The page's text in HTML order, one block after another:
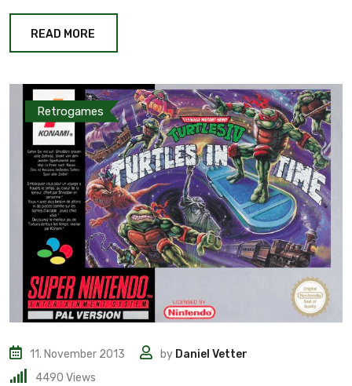
READ MORE
Retrogames
11. November 2013 by Daniel Vetter
4490 Views